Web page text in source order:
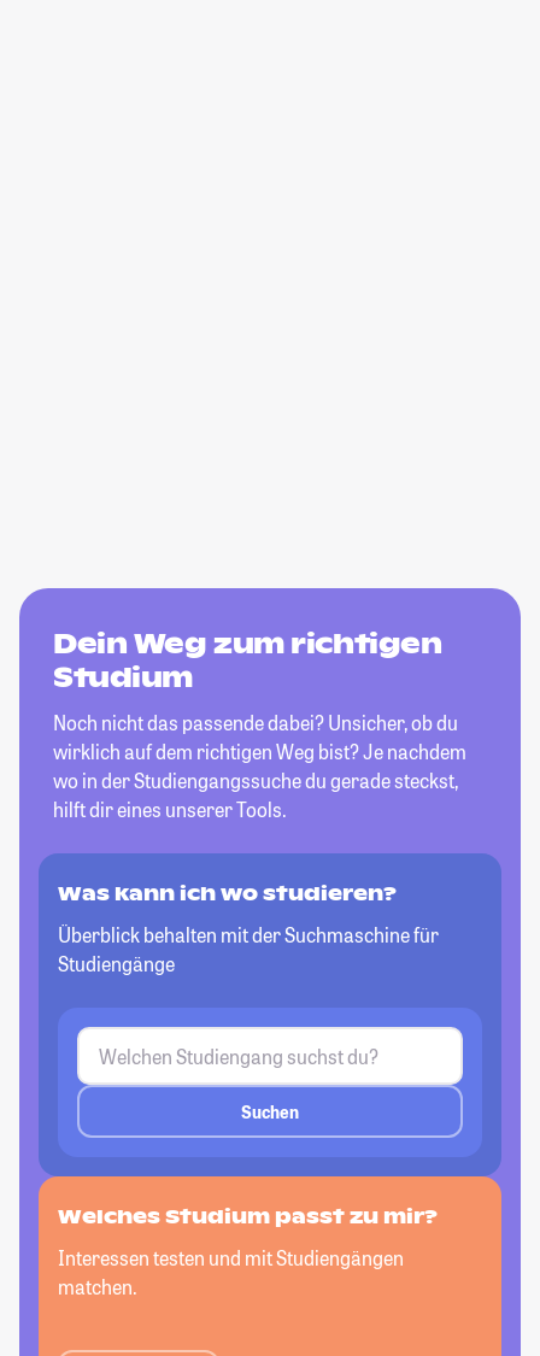
Dein Weg zum richtigen
Studium
Noch nicht das passende dabei? Unsicher, ob du
wirklich auf dem richtigen Weg bist? Je nachdem
wo in der Studiengangssuche du gerade steckst,
hilft dir eines unserer Tools.
Was kann ich wo studieren?
Überblick behalten mit der Suchmaschine für
Studiengänge
Suchen
Welches Studium passt zu mir?
Interessen testen und mit Studiengängen
matchen.